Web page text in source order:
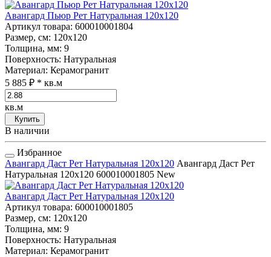
Авангард Пьюр Рет Натуральная 120x120
Артикул товара: 600010001804
Размер, см: 120x120
Толщина, мм: 9
Поверхность: Натуральная
Материал: Керамогранит
5 885 ₽ * кв.м
кв.м
Купить
В наличии
Избранное
Авангард Даст Рет Натуральная 120x120 Авангард Даст Рет
Натуральная 120x120 600010001805 New
Авангард Даст Рет Натуральная 120x120
Артикул товара: 600010001805
Размер, см: 120x120
Толщина, мм: 9
Поверхность: Натуральная
Материал: Керамогранит